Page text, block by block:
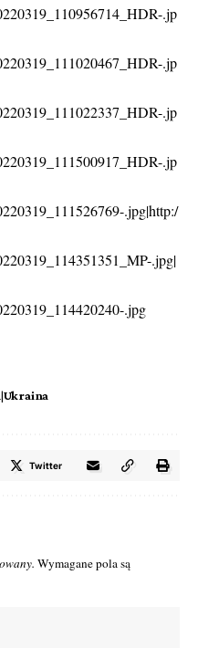
.jp
.jp
.jp
.jp
.jpg|http:/
.jpg|
.jpg
Twitter
Wymagane pola są